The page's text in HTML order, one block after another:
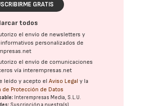
GRATIS
todos
el envío de newsletters y
personalizados de
el envío de comunicaciones
vía interempresas.net
leído y acepto elAviso Legal y la
de Protección de Datos
Interempresas Media, S.L.U.